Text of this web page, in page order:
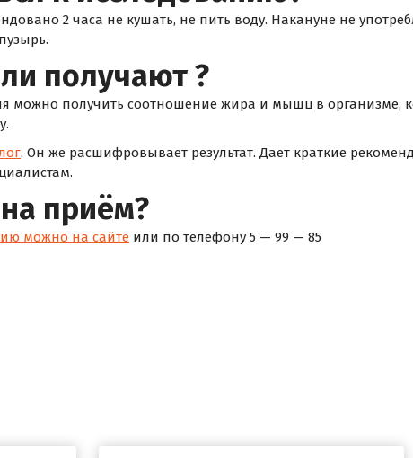
2 часа не кушать, не пить воду. Накануне не
получают ?
можно получить соотношение жира и мышц в организме,
. Он же расшифровывает результат. Дает краткие
приём?
можно на сайте или по телефону 5 — 99 — 85